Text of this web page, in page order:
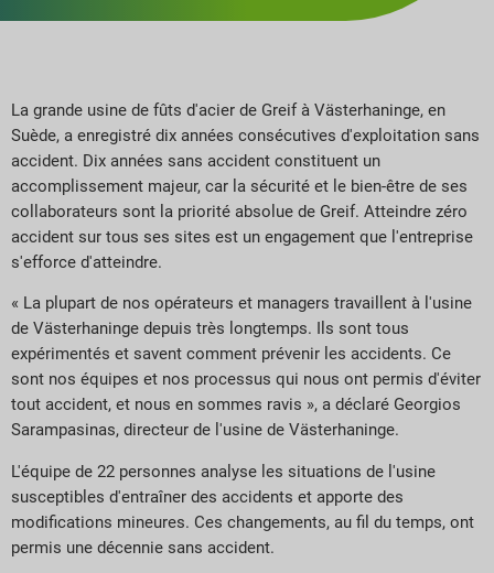
La grande usine de fûts d'acier de Greif à Västerhaninge, en
Suède, a enregistré dix années consécutives d'exploitation sans
accident. Dix années sans accident constituent un
accomplissement majeur, car la sécurité et le bien-être de ses
collaborateurs sont la priorité absolue de Greif. Atteindre zéro
accident sur tous ses sites est un engagement que l'entreprise
s'efforce d'atteindre.
« La plupart de nos opérateurs et managers travaillent à l'usine
de Västerhaninge depuis très longtemps. Ils sont tous
expérimentés et savent comment prévenir les accidents. Ce
sont nos équipes et nos processus qui nous ont permis d'éviter
tout accident, et nous en sommes ravis », a déclaré Georgios
Sarampasinas, directeur de l'usine de Västerhaninge.
L'équipe de 22 personnes analyse les situations de l'usine
susceptibles d'entraîner des accidents et apporte des
modifications mineures. Ces changements, au fil du temps, ont
permis une décennie sans accident.